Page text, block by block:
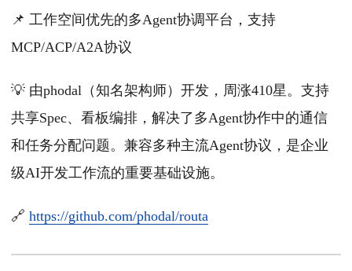
📌 工作空间优先的多Agent协调平台，支持
MCP/ACP/A2A协议
💡 由phodal（知名架构师）开发，周涨410星。支持
共享Spec、看板编排，解决了多Agent协作中的通信
和任务分配问题。兼容多种主流Agent协议，是企业
级AI开发工作流的重要基础设施。
🔗 https://github.com/phodal/routa